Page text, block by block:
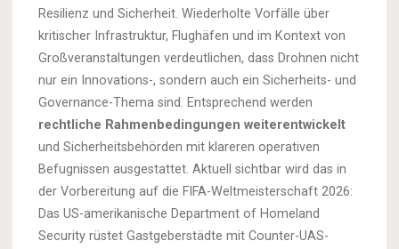
Resilienz und Sicherheit. Wiederholte Vorfälle über
kritischer Infrastruktur, Flughäfen und im Kontext von
Großveranstaltungen verdeutlichen, dass Drohnen nicht
nur ein Innovations-, sondern auch ein Sicherheits- und
Governance-Thema sind. Entsprechend werden
rechtliche Rahmenbedingungen weiterentwickelt
und Sicherheitsbehörden mit klareren operativen
Befugnissen ausgestattet. Aktuell sichtbar wird das in
der Vorbereitung auf die FIFA-Weltmeisterschaft 2026:
Das US-amerikanische Department of Homeland
Security rüstet Gastgeberstädte mit Counter-UAS-